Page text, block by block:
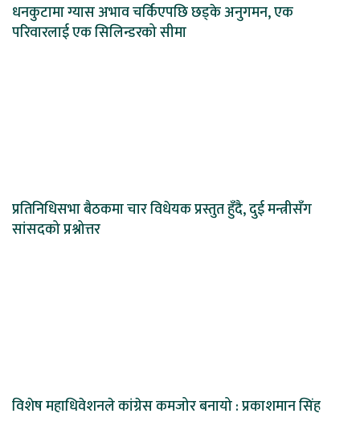
धनकुटामा ग्यास अभाव चर्किएपछि छड्के अनुगमन, एक
परिवारलाई एक सिलिन्डरको सीमा
प्रतिनिधिसभा बैठकमा चार विधेयक प्रस्तुत हुँदै, दुई मन्त्रीसँग
सांसदको प्रश्नोत्तर
विशेष महाधिवेशनले कांग्रेस कमजोर बनायो : प्रकाशमान सिंह